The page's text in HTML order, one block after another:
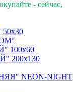
- сейчас,
100х60
200х130
NEON-NIGHT